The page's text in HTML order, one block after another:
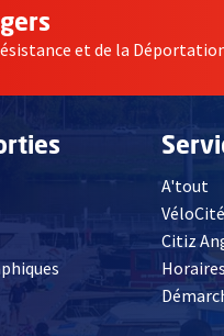
et de la Déportation
fenêtre
A'tout
VéloCité
Citiz